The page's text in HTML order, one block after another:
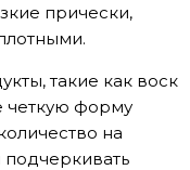
прически,
такие как воск
четкую форму
на
подчеркивать